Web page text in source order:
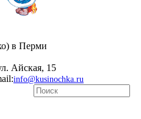
в Перми
Айская, 15
info@kusinochka.ru